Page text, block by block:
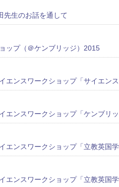
先生のお話を通して
ップ（＠ケンブリッジ）2015
エンスワークショップ「サイエン
エンスワークショップ「ケンブリ
エンスワークショップ「立教英国
エンスワークショップ「立教英国